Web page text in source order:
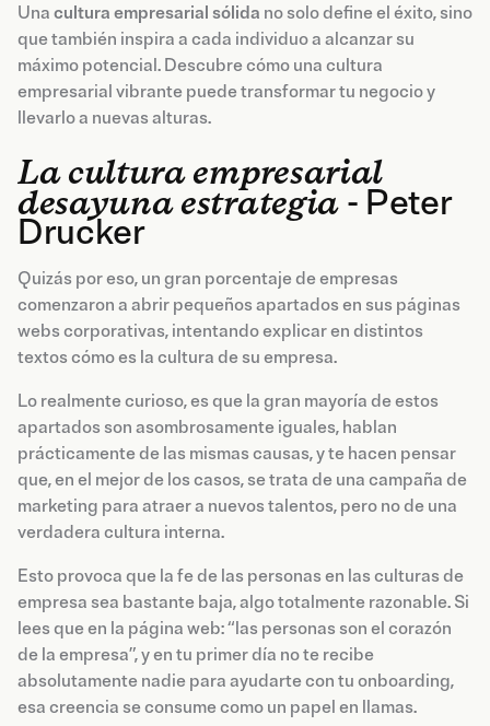
Una cultura empresarial sólida no solo define el éxito, sino
que también inspira a cada individuo a alcanzar su
máximo potencial. Descubre cómo una cultura
empresarial vibrante puede transformar tu negocio y
llevarlo a nuevas alturas.
La cultura empresarial
desayuna estrategia- Peter
Drucker
Quizás por eso, un gran porcentaje de empresas
comenzaron a abrir pequeños apartados en sus páginas
webs corporativas, intentando explicar en distintos
textos cómo es la cultura de su empresa.
Lo realmente curioso, es que la gran mayoría de estos
apartados son asombrosamente iguales, hablan
prácticamente de las mismas causas, y te hacen pensar
que, en el mejor de los casos, se trata de una campaña de
marketing para atraer a nuevos talentos, pero no de una
verdadera cultura interna.
Esto provoca que la fe de las personas en las culturas de
empresa sea bastante baja, algo totalmente razonable. Si
lees que en la página web: “las personas son el corazón
de la empresa”, y en tu primer día no te recibe
absolutamente nadie para ayudarte con tu onboarding,
esa creencia se consume como un papel en llamas.